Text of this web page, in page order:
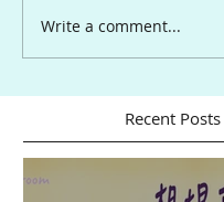
Write a comment...
Recent Posts